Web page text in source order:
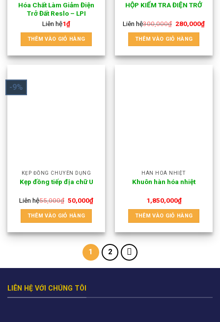
Hóa Chất Làm Giảm Điện
Trở Đất Reslo – LPI
Liên hệ1₫
THÊM VÀO GIỎ HÀNG
HỘP KIỂM TRA ĐIỆN TRỞ
Liên hệ300,000₫ 280,000₫
THÊM VÀO GIỎ HÀNG
-9%
KẸP ĐỒNG CHUYÊN DỤNG
Kẹp đồng tiếp địa chữ U
Liên hệ55,000₫ 50,000₫
THÊM VÀO GIỎ HÀNG
HÀN HOÁ NHIỆT
Khuôn hàn hóa nhiệt
1,850,000₫
THÊM VÀO GIỎ HÀNG
1 2
LIÊN HỆ VỚI CHÚNG TÔI